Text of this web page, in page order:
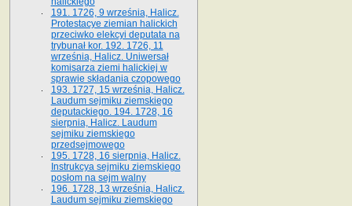
191. 1726, 9 września, Halicz.
Protestacye ziemian halickich
przeciwko elekcyi deputata na
trybunał kor. 192. 1726, 11
września, Halicz. Uniwersał
komisarza ziemi halickiej w
sprawie składania czopowego
193. 1727, 15 września, Halicz.
Laudum sejmiku ziemskiego
deputackiego. 194. 1728, 16
sierpnia, Halicz. Laudum
sejmiku ziemskiego
przedsejmowego
195. 1728, 16 sierpnia, Halicz.
Instrukcya sejmiku ziemskiego
posłom na sejm walny
196. 1728, 13 września, Halicz.
Laudum sejmiku ziemskiego